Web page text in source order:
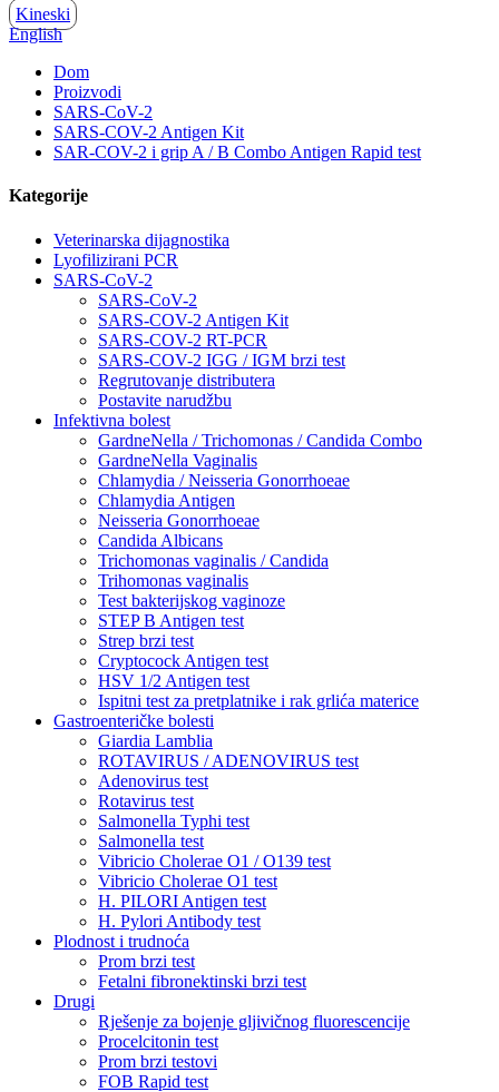
Kineski
English
Dom
Proizvodi
SARS-CoV-2
SARS-COV-2 Antigen Kit
SAR-COV-2 i grip A / B Combo Antigen Rapid test
Kategorije
Veterinarska dijagnostika
Lyofilizirani PCR
SARS-CoV-2
SARS-CoV-2
SARS-COV-2 Antigen Kit
SARS-COV-2 RT-PCR
SARS-COV-2 IGG / IGM brzi test
Regrutovanje distributera
Postavite narudžbu
Infektivna bolest
GardneNella / Trichomonas / Candida Combo
GardneNella Vaginalis
Chlamydia / Neisseria Gonorrhoeae
Chlamydia Antigen
Neisseria Gonorrhoeae
Candida Albicans
Trichomonas vaginalis / Candida
Trihomonas vaginalis
Test bakterijskog vaginoze
STEP B Antigen test
Strep brzi test
Cryptocock Antigen test
HSV 1/2 Antigen test
Ispitni test za pretplatnike i rak grlića materice
Gastroenteričke bolesti
Giardia Lamblia
ROTAVIRUS / ADENOVIRUS test
Adenovirus test
Rotavirus test
Salmonella Typhi test
Salmonella test
Vibricio Cholerae O1 / O139 test
Vibricio Cholerae O1 test
H. PILORI Antigen test
H. Pylori Antibody test
Plodnost i trudnoća
Prom brzi test
Fetalni fibronektinski brzi test
Drugi
Rješenje za bojenje gljivičnog fluorescencije
Procelcitonin test
Prom brzi testovi
FOB Rapid test